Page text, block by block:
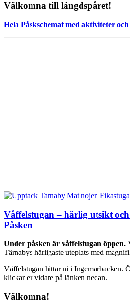
Välkomna till längdspåret!
Hela Påskschemat med aktiviteter
Våffelstugan – härlig utsikt
Påsken
Under påsken är våffelstugan öppen.
Tärnabys härligaste uteplats med
Våffelstugan hittar ni i Ingemarbacken.
klickar er vidare på länken nedan.
Välkomna!